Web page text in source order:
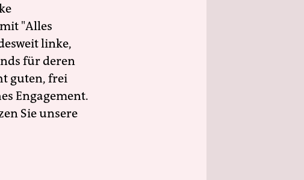
"Alles
linke,
für deren
guten, frei
Engagement.
Sie unsere